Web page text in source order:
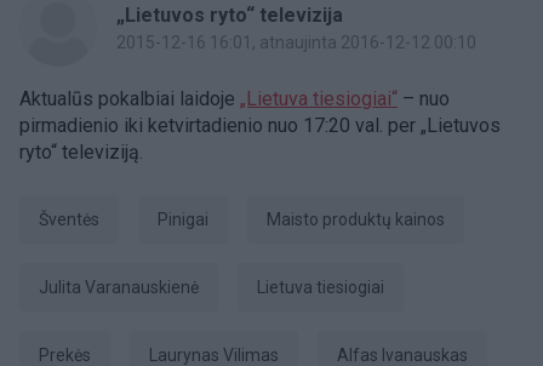
„Lietuvos ryto“ televizija
2015-12-16 16:01 , atnaujinta 2016-12-12 00:10
Aktualūs pokalbiai laidoje „Lietuva tiesiogiai“ – nuo
pirmadienio iki ketvirtadienio nuo 17:20 val. per „Lietuvos
ryto“ televiziją.
šventės Pinigai maisto produktų kainos
Julita Varanauskienė Lietuva tiesiogiai
prekės Laurynas Vilimas Alfas Ivanauskas